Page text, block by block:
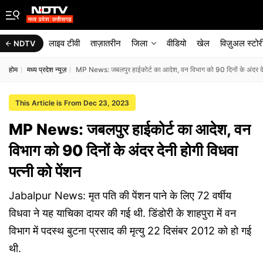
NDTV लाइव टीवी ताज़ातरीन जिला वीडियो खेल विज़ुअल
होम मध्य प्रदेश न्यूज़ MP News: जबलपुर हाईकोर्ट का आदेश, वन विभाग को 90 दिनों के अंदर
This Article is From Dec 23, 2023
MP News: जबलपुर हाईकोर्ट का आदेश, वन
विभाग को 90 दिनों के अंदर देनी होगी विधवा
पत्नी को पेंशन
Jabalpur News: मृत पति की पेंशन पाने के लिए 72 वर्षीय
विधवा ने यह याचिका दायर की गई थी. डिंडोरी के शाहपुरा में वन
विभाग में पदस्थ बुटना प्रसाद की मृत्यु 22 दिसंबर 2012 को हो गई
थी.